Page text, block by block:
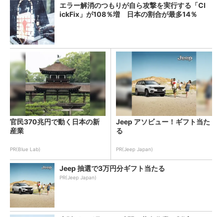
エラー解消のつもりが自ら攻撃を実行する「Cl
ickFix」が108％増 日本の割合が最多14％
官民370兆円で動く日本の新
産業
PR(Blue Lab)
Jeep アソビュー！ギフト当た
る
PR(Jeep Japan)
Jeep 抽選で3万円分ギフト当たる
PR(Jeep Japan)